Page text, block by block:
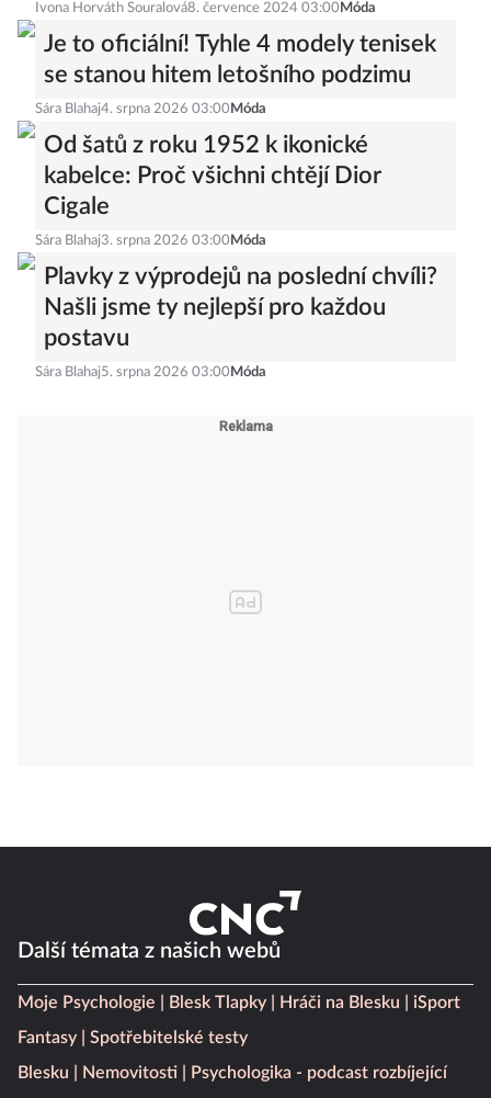
Ivona Horváth Souralová8. července 2024 03:00 Móda
Je to oficiální! Tyhle 4 modely tenisek
se stanou hitem letošního podzimu
Sára Blahaj4. srpna 2026 03:00 Móda
Od šatů z roku 1952 k ikonické
kabelce: Proč všichni chtějí Dior
Cigale
Sára Blahaj3. srpna 2026 03:00 Móda
Plavky z výprodejů na poslední chvíli?
Našli jsme ty nejlepší pro každou
postavu
Sára Blahaj5. srpna 2026 03:00 Móda
Další témata z našich webů
Moje Psychologie Blesk Tlapky Hráči na Blesku
iSport
Fantasy
Spotřebitelské testy
Blesku
Nemovitosti
Psychologika - podcast rozbíjející